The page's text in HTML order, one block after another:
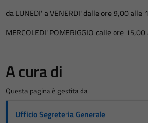
da LUNEDI' a VENERDI' dalle ore 9,00 alle
MERCOLEDI' POMERIGGIO dalle ore
A cura di
Questa pagina è gestita da
Ufficio Segreteria Generale